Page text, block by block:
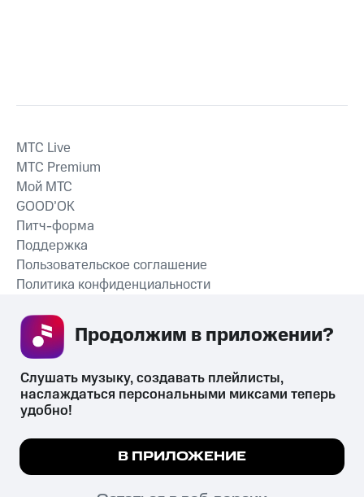
СКАЧАТЬ ПРИЛОЖЕНИЕ
MTС Live
MTС Premium
Мой МТС
GOOD’OK
Питч-форма
Поддержка
Пользовательское соглашение
Политика конфиденциальности
психотропных веществ, их аналогов причиняет вред здоровью,
их незаконный оборот запрещён и влечёт установленную
законодательством ответственность.
© 2026 ООО «КИОН».
Мы используем куки, чтобы на сайте все
Подробнее
Слушать музыку, создавать плейлисты,
наслаждаться персональными миксами теперь
удобно!
В ПРИЛОЖЕНИЕ